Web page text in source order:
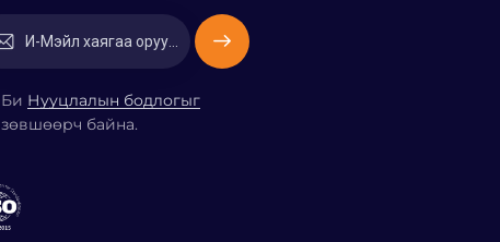
Захиалах
Би Нууцлалын бодлогыг
зөвшөөрч байна.